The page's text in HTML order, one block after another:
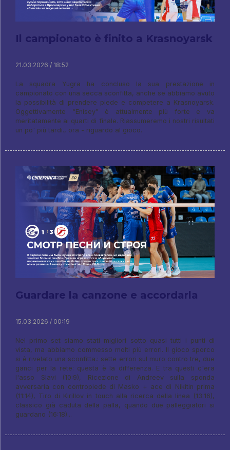
Il campionato è finito a Krasnoyarsk
21.03.2026 / 18:52
La squadra Yugra ha concluso la sua prestazione in
campionato con una secca sconfitta, anche se abbiamo avuto
la possibilità di prendere piede e competere a Krasnoyarsk.
Oggettivamente “Enisey” è attualmente più forte e va
meritatamente ai quarti di finale. Riassumeremo i nostri risultati
un po' più tardi., ora - riguardo al gioco.
Guardare la canzone e accordarla
15.03.2026 / 00:19
Nel primo set siamo stati migliori sotto quasi tutti i punti di
vista, ma abbiamo commesso molti più errori. Il gioco sporco
si è rivelato una sconfitta.: sette errori sul muro contro tre, due
ganci per la rete: questa è la differenza. E tra questi c'era
l'asso Slavi (10:9), Ricezione di Andreev sulla sponda
avversaria con contropiede di Masko + ace di Nikitin prima
(11:14), Tiro di Kirillov in touch alla ricerca della linea (13:16),
classico già caduta della palla, quando due palleggiatori si
guardano (16:18)...